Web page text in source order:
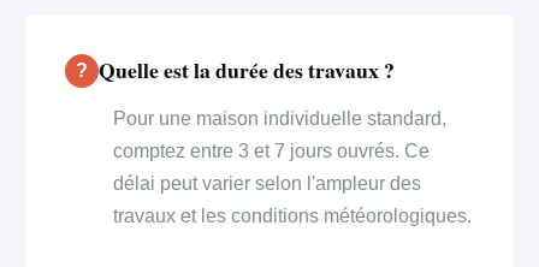
Quelle est la durée des travaux ?
Pour une maison individuelle standard,
comptez entre 3 et 7 jours ouvrés. Ce
délai peut varier selon l'ampleur des
travaux et les conditions météorologiques.